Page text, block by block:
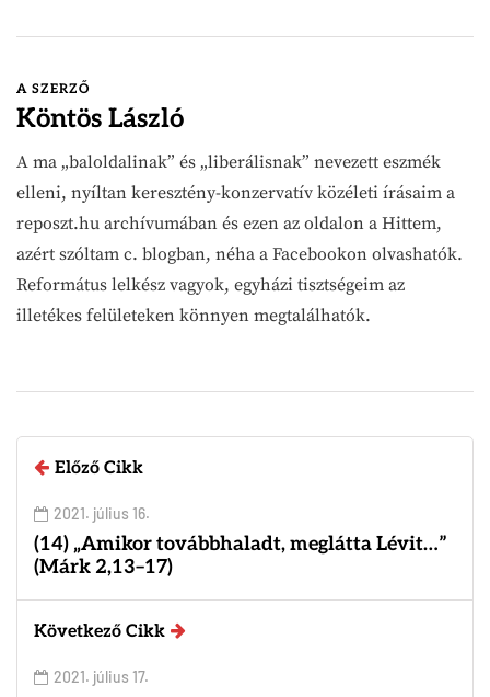
A SZERZŐ
Köntös László
A ma „baloldalinak” és „liberálisnak” nevezett eszmék
elleni, nyíltan keresztény-konzervatív közéleti írásaim a
reposzt.hu archívumában és ezen az oldalon a Hittem,
azért szóltam c. blogban, néha a Facebookon olvashatók.
Református lelkész vagyok, egyházi tisztségeim az
illetékes felületeken könnyen megtalálhatók.
Előző Cikk
2021. július 16.
(14) „Amikor továbbhaladt, meglátta Lévit…”
(Márk 2,13–17)
Következő Cikk
2021. július 17.